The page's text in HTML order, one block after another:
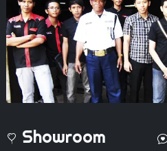
Showroom